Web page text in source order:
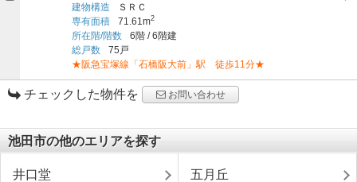
建物構造
ＳＲＣ
専有面積
71.61m2
所在階/階数 6階 /6階建
総戸数
75戸
★阪急宝塚線「石橋阪大前」駅 徒歩11分★
チェックした物件を お問い合わせ
池田市の他のエリアを探す
井口堂 五月丘